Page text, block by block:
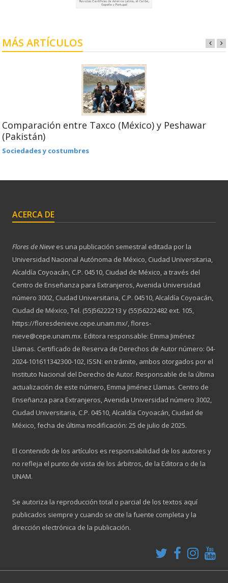
MÁS ARTÍCULOS
Comparación entre Taxco (México) y Peshawar
(Pakistán)
Sociedades y costumbres
ACERCA DE
Flores de Nieve es una publicación semestral editada por la
Universidad Nacional Autónoma de México, Ciudad Universitaria,
Alcaldía Coyoacán, C.P. 04510, Ciudad de México, a través del
Centro de Enseñanza para Extranjeros, Avenida Universidad
número 3002, Ciudad Universitaria, C.P. 04510, Alcaldía Coyoacán,
Ciudad de México, Tel. (55)56222213 y (55)56222482 ext. 105,
https://floresdenieve.cepe.unam.mx/, flores-
nieve@cepe.unam.mx. Editora responsable: Emma Jiménez
Llamas. Certificado de Reserva de Derechos de Autor número: 04-
2024-101611342300-102, ISSN: en trámite, ambos otorgados por el
Instituto Nacional del Derecho de Autor. Responsable de la última
actualización de este número, Emma Jiménez Llamas. Centro de
Enseñanza para Extranjeros, Avenida Universidad número 3002,
Ciudad Universitaria, C.P. 04510, Alcaldía Coyoacán, Ciudad de
México, fecha de última modificación: 25 de julio de 2025.
El contenido de los artículos es responsabilidad de los autores y
no refleja el punto de vista de los árbitros, de la Editora o de la
UNAM.
Se autoriza la reproducción total o parcial de los textos aquí
publicados siempre y cuando se cite la fuente completa y la
dirección electrónica de la publicación.